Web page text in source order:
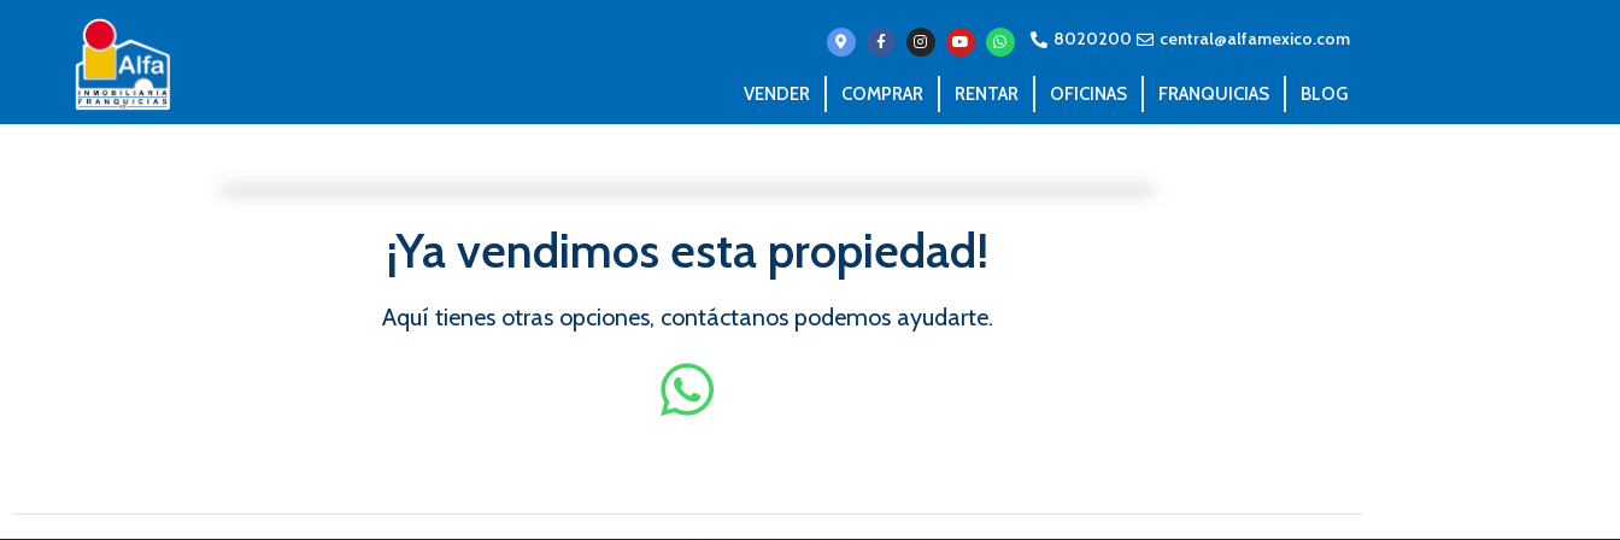
8020200 central@alfamexico.com
VENDER COMPRAR RENTAR OFICINAS FRANQUICIAS BLOG
¡Ya vendimos esta propiedad!
Aquí tienes otras opciones, contáctanos podemos ayudarte.